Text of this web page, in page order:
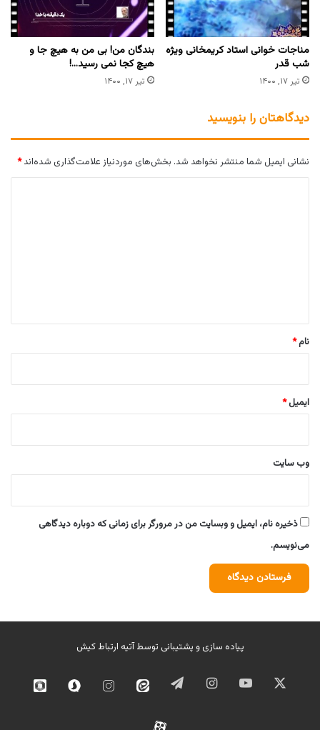
مناجات خوانی استاد کریمخانی ویژه
شب قدر
تیر ۱۷, ۱۴۰۰
بندگان من! بی من به هیچ جا و
هیچ کجا نمی رسید…!
تیر ۱۷, ۱۴۰۰
دیدگاهتان را بنویسید
نشانی ایمیل شما منتشر نخواهد شد. بخش‌های موردنیاز علامت‌گذاری شده‌اند*
نام*
ایمیل*
وب‌ سایت
ذخیره نام، ایمیل و وبسایت من در مرورگر برای زمانی که دوباره دیدگاهی
می‌نویسم.
پیاده سازی و پشتیبانی توسطآتیه ارتباط کیش
ایکس یوتیوب اینستاگرامتلگرام ایتا
اینستاگرامسروش